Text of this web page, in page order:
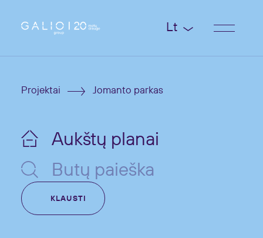
Lt
Projektai Jomanto parkas
Aukštų planai
Butų paieška
KLAUSTI